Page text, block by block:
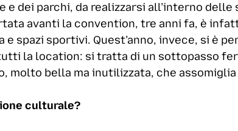
e dei parchi, da realizzarsi all’interno
avanti la convention, tre anni fa, è
e spazi sportivi. Quest’anno, invece, si è
la location: si tratta di un sottopasso
molto bella ma inutilizzata, che assomiglia
culturale?